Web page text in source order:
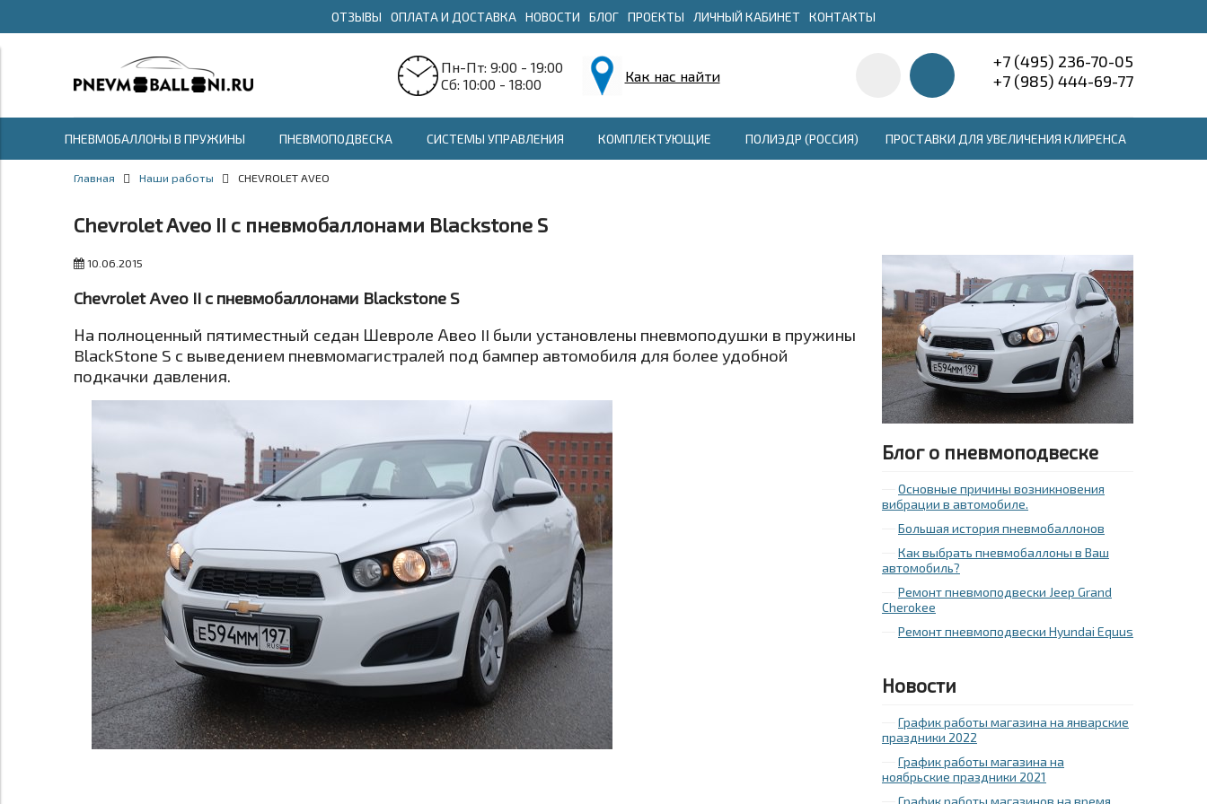
ОТЗЫВЫ ОПЛАТА И ДОСТАВКА НОВОСТИ БЛОГ ПРОЕКТЫ ЛИЧНЫЙ КАБИНЕТ КОНТАКТЫ
Пн-Пт: 9:00 - 19:00
Сб: 10:00 - 18:00
Как нас найти
+7 (495) 236-70-05
+7 (985) 444-69-77
ПНЕВМОБАЛЛОНЫ В ПРУЖИНЫ ПНЕВМОПОДВЕСКА СИСТЕМЫ УПРАВЛЕНИЯ КОМПЛЕКТУЮЩИЕ ПОЛИЭДР (РОССИЯ) ПРОСТАВКИ ДЛЯ УВЕЛИЧЕНИЯ КЛИРЕНСА
Главная Наши работы CHEVROLET AVEO
Chevrolet Aveo II с пневмобаллонами Blackstone S
10.06.2015
Chevrolet Aveo II с пневмобаллонами Blackstone S
На полноценный пятиместный седан Шевроле Авео II были установлены пневмоподушки в пружины
BlackStone S с выведением пневмомагистралей под бампер автомобиля для более удобной
подкачки давления.
Блог о пневмоподвеске
Основные причины возникновения
вибрации в автомобиле.
Большая история пневмобаллонов
Как выбрать пневмобаллоны в Ваш
автомобиль?
Ремонт пневмоподвески Jeep Grand
Cherokee
Ремонт пневмоподвески Hyundai Equus
Новости
График работы магазина на январские
праздники 2022
График работы магазина на
ноябрьские праздники 2021
График работы магазинов на время